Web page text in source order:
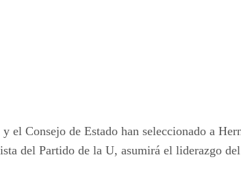
Consejo de Estado han seleccionado a
del Partido de la U, asumirá el liderazgo